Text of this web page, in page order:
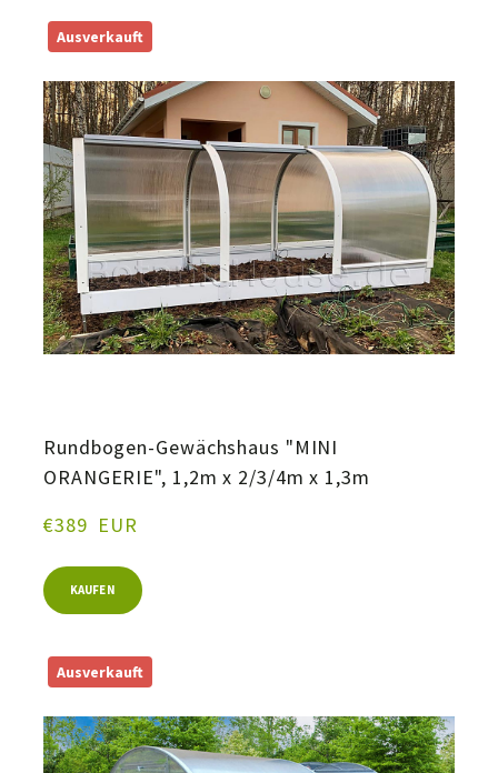
Ausverkauft
Rundbogen-Gewächshaus "MINI
ORANGERIE", 1,2m x 2/3/4m x 1,3m
€389  EUR
KAUFEN
Ausverkauft